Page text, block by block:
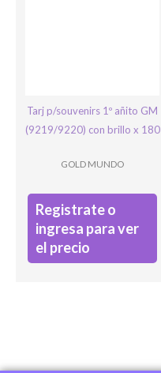
Tarj p/souvenirs 1º añito GM
(9219/9220) con brillo x 180
GOLD MUNDO
Registrate o
ingresa para ver
el precio